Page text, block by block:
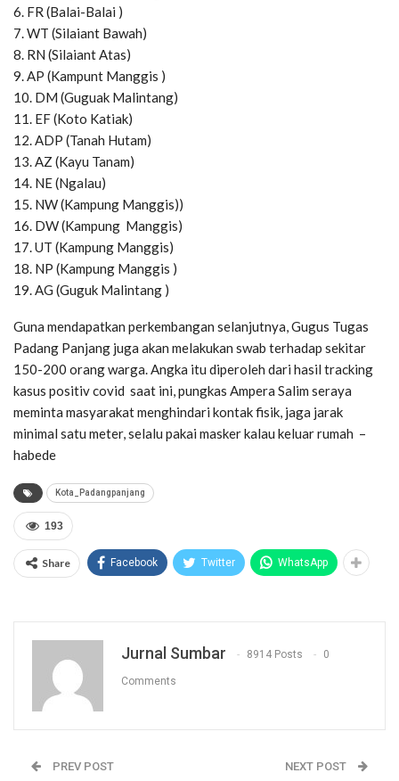
6. FR (Balai-Balai )
7. WT (Silaiant Bawah)
8. RN (Silaiant Atas)
9. AP (Kampunt Manggis )
10. DM (Guguak Malintang)
11. EF (Koto Katiak)
12. ADP (Tanah Hutam)
13. AZ (Kayu Tanam)
14. NE (Ngalau)
15. NW (Kampung Manggis))
16. DW (Kampung Manggis)
17. UT (Kampung Manggis)
18. NP (Kampung Manggis )
19. AG (Guguk Malintang )
Guna mendapatkan perkembangan selanjutnya, Gugus Tugas
Padang Panjang juga akan melakukan swab terhadap sekitar
150-200 orang warga. Angka itu diperoleh dari hasil tracking
kasus positiv covid saat ini, pungkas Ampera Salim seraya
meminta masyarakat menghindari kontak fisik, jaga jarak
minimal satu meter, selalu pakai masker kalau keluar rumah –
habede
Kota_Padangpanjang
193
Share Facebook Twitter WhatsApp
Jurnal Sumbar 8914 Posts 0
Comments
PREV POST NEXT POST